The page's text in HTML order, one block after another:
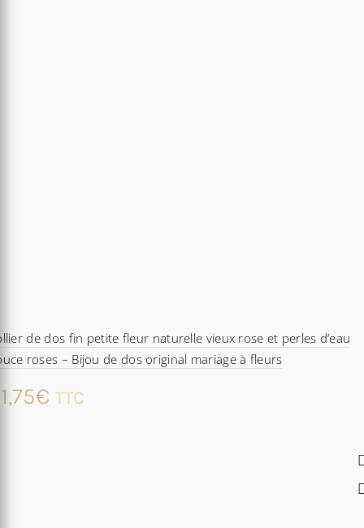
de dos fin petite fleur naturelle vieux rose et perles d’eau
roses – Bijou de dos original mariage à fleurs
€ TTC